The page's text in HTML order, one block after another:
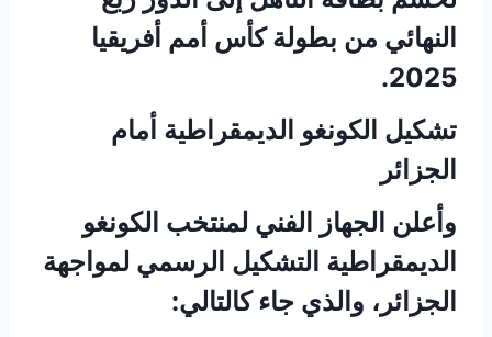
النهائي من بطولة كأس أمم أفريقيا
2025.
تشكيل الكونغو الديمقراطية أمام
الجزائر
وأعلن الجهاز الفني لمنتخب الكونغو
الديمقراطية التشكيل الرسمي لمواجهة
الجزائر، والذي جاء كالتالي: